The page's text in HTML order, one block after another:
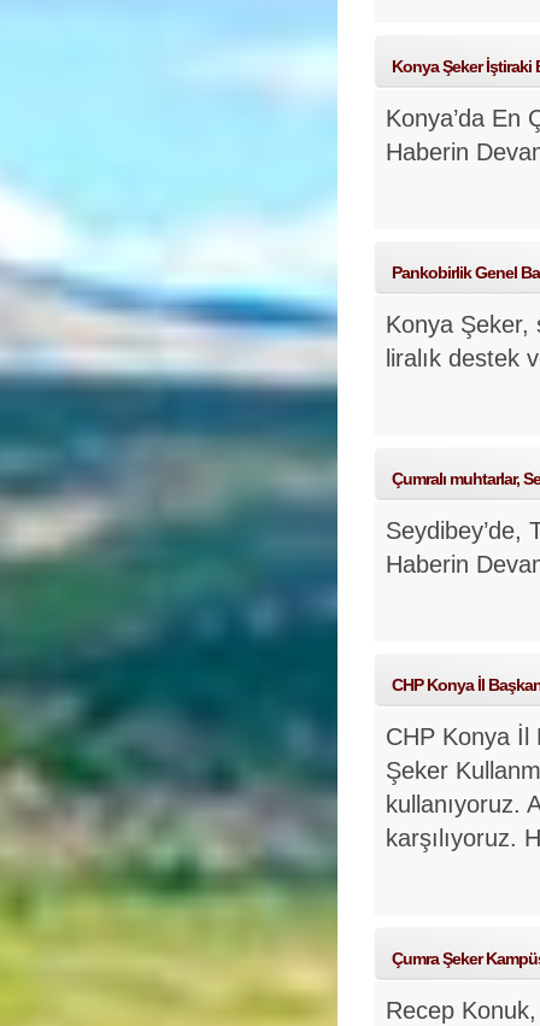
Konya Şeker İştiraki
Konya’da En
Haberin
Pankobirlik Genel
Konya Şeker,
liralık destek
Çumralı muhtarlar,
Seydibey’de,
Haberin
CHP Konya İl
CHP Konya İl
Şeker
kullanıyoruz.
karşılıyoruz.
Çumra Şeker
Recep